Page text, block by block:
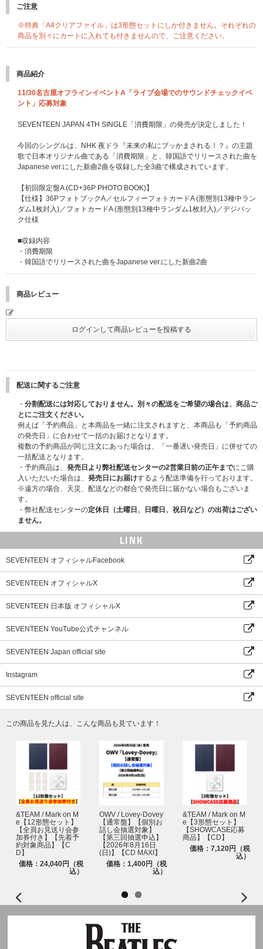
ご注意
※特典「A4クリアファイル」は3形態セットにしか付きません。それぞれの
商品を別々にカートに入れても付きませんので、ご注意ください。
商品紹介
11/30名古屋オフラインイベントA「ライブ会場でのサウンドチェックイベ
ント」応募対象
SEVENTEEN JAPAN 4TH SINGLE「消費期限」の発売が決定しました！
今回のシングルは、NHK 夜ドラ『未来の私にブッかまされる！？』の主題
歌で日本オリジナル曲である「消費期限」と、韓国語でリリースされた曲を
Japanese ver.にした新曲2曲を収録した全3曲で構成されています。
【初回限定盤A (CD+36P PHOTO BOOK)】
【仕様】36PフォトブックA／セルフィーフォトカードA (形態別13種中ラン
ダム1枚封入)／フォトカードA (形態別13種中ランダム1枚封入)／デジパッ
ク仕様
■収録内容
・消費期限
・韓国語でリリースされた曲をJapanese ver.にした新曲2曲
商品レビュー
配送に関するご注意
・ 分割配送には対応しておりません。別々の配送をご希望の場合は、商品ご
とにご注文ください。
例えば「予約商品」と本商品を一緒に注文されますと、本商品も「予約商品
の発売日」に合わせて一括のお届けとなります。
複数の予約商品が同じ注文にあった場合は、「一番遅い発売日」に併せての
一括配送となります。
・予約商品は、 発売日より弊社配送センターの2営業日前の正午までにご購
入いただいた場合は、 発売日にお届けするよう配送準備を行っております。
※遠方の場合、天災、配送などの都合で発売日に届かない場合もございま
す。
・弊社配送センターの定休日（土曜日、日曜日、祝日など）の出荷はござい
ません。
LINK
SEVENTEEN オフィシャルFacebook
SEVENTEEN オフィシャルX
SEVENTEEN 日本版 オフィシャルX
SEVENTEEN YouTube公式チャンネル
SEVENTEEN Japan official site
Instagram
SEVENTEEN official site
この商品を見た人は、こんな商品も見ています！
&TEAM / Mark on M
e【12形態セット】
【全員お見送り会参
加券付き】【先着予
約対象商品】【C
D】
価格：24,040円（税
込）
OWV / Lovey-Dovey
【通常盤】【個別お
話し会抽選対象】
【第三回抽選申込】
【2026年8月16日
(日)】【CD MAXI】
価格：1,400円（税
込）
&TEAM / Mark on M
e【3形態セット】
【SHOWCASE応募
商品】【CD】
価格：7,120円（税
込）